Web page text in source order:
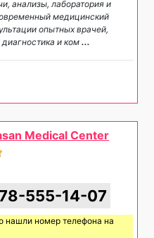
анализы, лаборатория и
медицинский
опытных врачей,
и ком ...
Medical Center
555-14-07
нашли номер телефона на